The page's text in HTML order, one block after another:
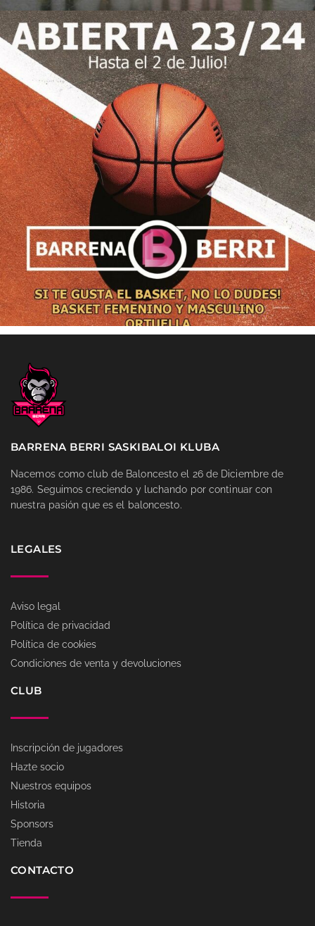
BARRENA BERRI SASKIBALOI KLUBA
Nacemos como club de Baloncesto el 26 de Diciembre de
1986. Seguimos creciendo y luchando por continuar con
nuestra pasión que es el baloncesto.
LEGALES
Aviso legal
Política de privacidad
Política de cookies
Condiciones de venta y devoluciones
CLUB
Inscripción de jugadores
Hazte socio
Nuestros equipos
Historia
Sponsors
Tienda
CONTACTO